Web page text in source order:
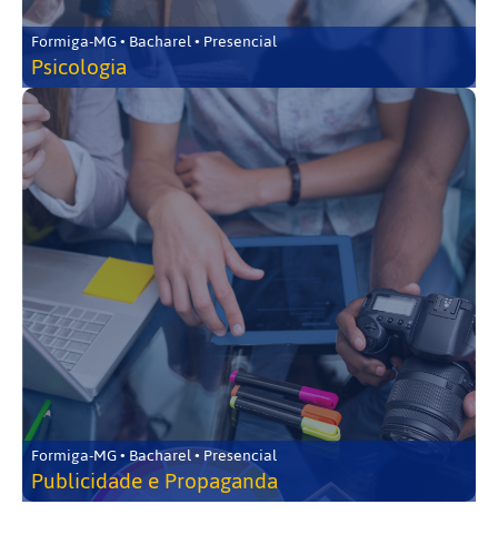
Formiga-MG • Bacharel • Presencial
Psicologia
Formiga-MG • Bacharel • Presencial
Publicidade e Propaganda